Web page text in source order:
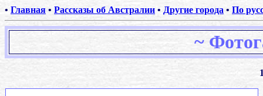
• Главная • Рассказы об Австралии • Другие города • По
~